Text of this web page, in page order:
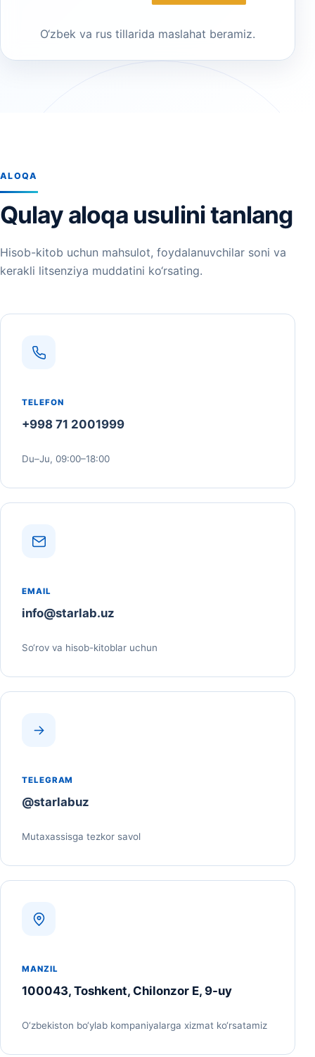
O‘zbek va rus tillarida maslahat beramiz.
ALOQA
Qulay aloqa usulini tanlang
Hisob-kitob uchun mahsulot, foydalanuvchilar soni va
kerakli litsenziya muddatini ko‘rsating.
TELEFON
+998 71 2001999
Du–Ju, 09:00–18:00
EMAIL
info@starlab.uz
So‘rov va hisob-kitoblar uchun
TELEGRAM
@starlabuz
Mutaxassisga tezkor savol
MANZIL
100043, Toshkent, Chilonzor E, 9-uy
O‘zbekiston bo‘ylab kompaniyalarga xizmat ko‘rsatamiz